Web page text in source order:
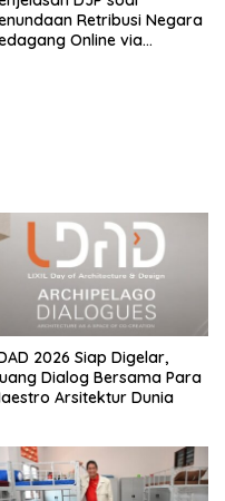
Retribusi Negara
Online via
2026 Siap Digelar,
Dialog Bersama Para
Arsitektur Dunia